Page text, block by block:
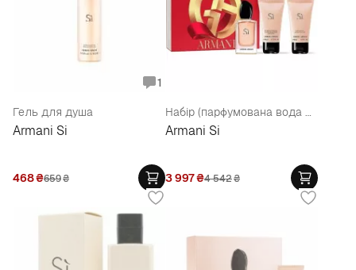
1
Гель для душа
Armani Si
468₴659₴
Набір (парфумована вода 50 мл + лосьйон для тіла 50 мл + гель для душу 50 мл)
Armani Si
3 997₴4 542₴